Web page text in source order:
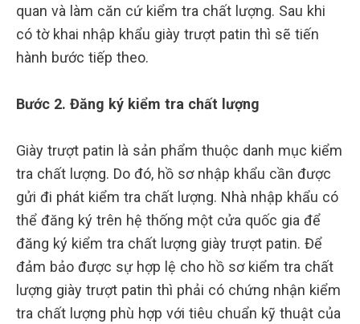
quan và làm căn cứ kiểm tra chất lượng. Sau khi
có tờ khai nhập khẩu giày trượt patin thì sẽ tiến
hành bước tiếp theo.
Bước 2. Đăng ký kiểm tra chất lượng
Giày trượt patin là sản phẩm thuộc danh mục kiểm
tra chất lượng. Do đó, hồ sơ nhập khẩu cần được
gửi đi phát kiểm tra chất lượng. Nhà nhập khẩu có
thể đăng ký trên hệ thống một cửa quốc gia để
đăng ký kiểm tra chất lượng giày trượt patin. Để
đảm bảo được sự hợp lệ cho hồ sơ kiểm tra chất
lượng giày trượt patin thì phải có chứng nhận kiểm
tra chất lượng phù hợp với tiêu chuẩn kỹ thuật của